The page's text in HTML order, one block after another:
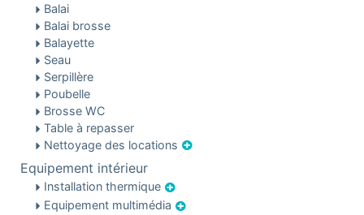
Balai
Balai brosse
Balayette
Seau
Serpillère
Poubelle
Brosse WC
Table à repasser
Nettoyage des locations
Equipement intérieur
Installation thermique
Equipement multimédia